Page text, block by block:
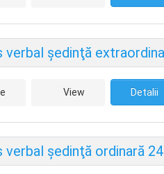
verbal şedinţă
View Detalii
verbal şedinţă ordinară